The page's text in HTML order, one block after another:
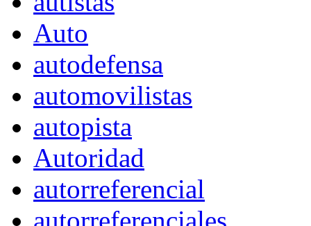
Auto
autodefensa
automovilistas
autopista
Autoridad
autorreferencial